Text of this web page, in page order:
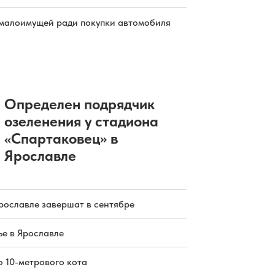
ради покупки автомобиля
Определен подрядчик
озеленения у стадиона
«Спартаковец» в
Ярославле
завершат в сентябре
в Ярославле
10-метрового кота